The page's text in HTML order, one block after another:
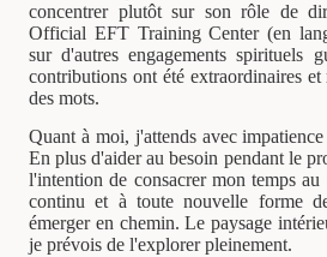
concentrer plutôt sur son rôle de
Official EFT Training Center (en
sur d'autres engagements spirituels
contributions ont été extraordinaires et
des mots.
Quant à moi, j'attends avec
En plus d'aider au besoin pendant le
l'intention de consacrer mon temps
continu et à toute nouvelle forme
émerger en chemin. Le paysage
je prévois de l'explorer pleinement.